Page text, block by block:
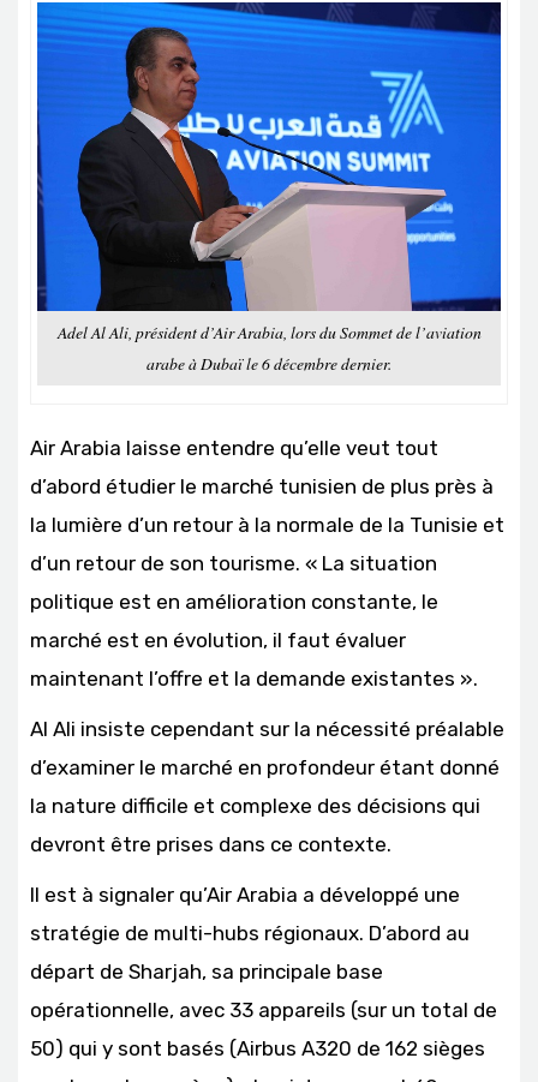
Adel Al Ali, président d’Air Arabia, lors du Sommet de l’aviation
arabe à Dubaï le 6 décembre dernier.
Air Arabia laisse entendre qu’elle veut tout
d’abord étudier le marché tunisien de plus près à
la lumière d’un retour à la normale de la Tunisie et
d’un retour de son tourisme. « La situation
politique est en amélioration constante, le
marché est en évolution, il faut évaluer
maintenant l’offre et la demande existantes ».
Al Ali insiste cependant sur la nécessité préalable
d’examiner le marché en profondeur étant donné
la nature difficile et complexe des décisions qui
devront être prises dans ce contexte.
Il est à signaler qu’Air Arabia a développé une
stratégie de multi-hubs régionaux. D’abord au
départ de Sharjah, sa principale base
opérationnelle, avec 33 appareils (sur un total de
50) qui y sont basés (Airbus A320 de 162 sièges